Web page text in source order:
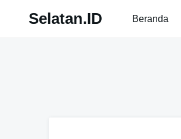
Selatan.ID Beranda